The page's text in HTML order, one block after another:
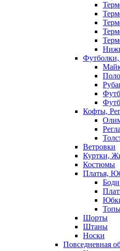
Поло
Кофты,
Ветровки
Куртки,
Костюмы
Платья,
Боди
Шорты
Штаны
Носки
Повседневная